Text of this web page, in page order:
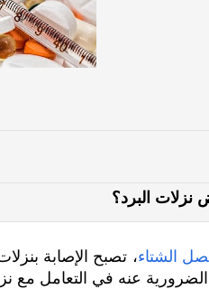
نزلات البرد؟
الشتاء
الضرورية عنه في التعامل مع